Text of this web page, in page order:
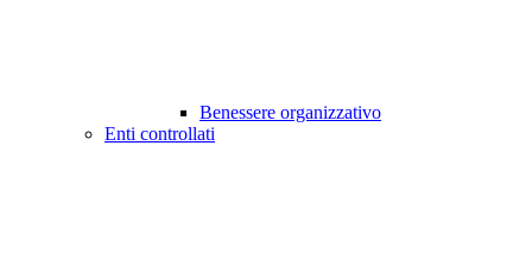
Benessere organizzativo
Enti controllati